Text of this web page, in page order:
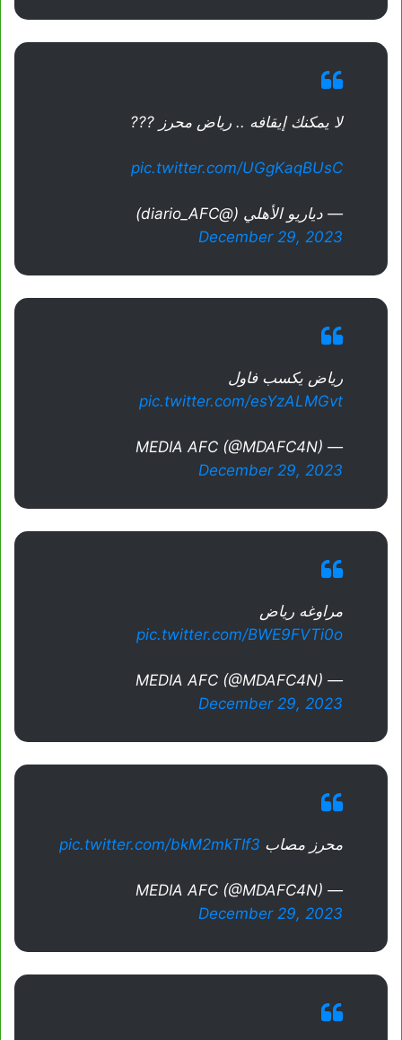
لا يمكنك إيقافه .. رياض محرز ???
pic.twitter.com/UGgKaqBUsC
— دياريو الأهلي (@diario_AFC)
December 29, 2023
رياض يكسب فاول
pic.twitter.com/esYzALMGvt
— MEDIA AFC (@MDAFC4N)
December 29, 2023
مراوغه رياض
pic.twitter.com/BWE9FVTi0o
— MEDIA AFC (@MDAFC4N)
December 29, 2023
محرز مصاب pic.twitter.com/bkM2mkTIf3
— MEDIA AFC (@MDAFC4N)
December 29, 2023